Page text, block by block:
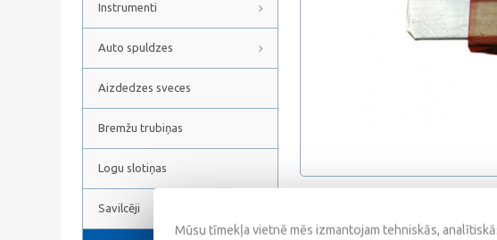
Instrumenti
Auto spuldzes
Aizdedzes sveces
Bremžu trubiņas
Logu slotiņas
Savilcēji
Atsauksmes
Mūsu tīmekļa vietnē mēs izmantojam tehniskās,